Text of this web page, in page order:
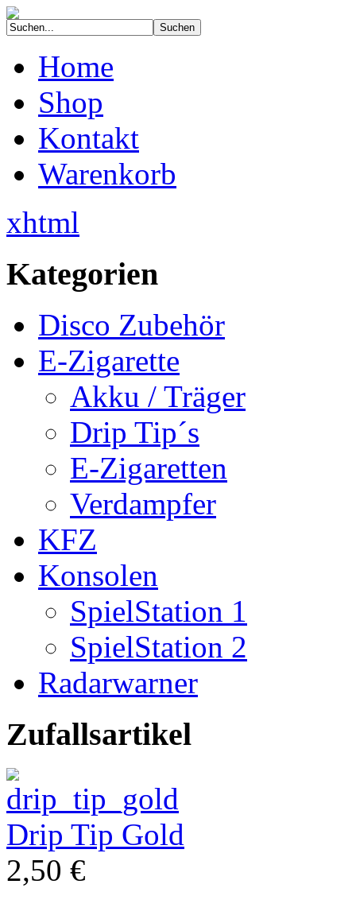
Home
Shop
Kontakt
Warenkorb
xhtml
Kategorien
Disco Zubehör
E-Zigarette
Akku / Träger
Drip Tip´s
E-Zigaretten
Verdampfer
KFZ
Konsolen
SpielStation 1
SpielStation 2
Radarwarner
Zufallsartikel
Drip Tip Gold
2,50 €